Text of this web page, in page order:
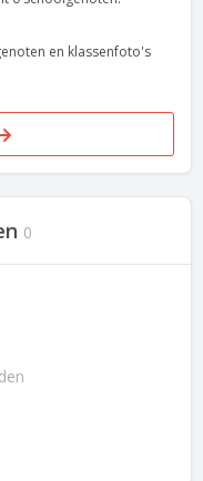
en klassenfoto's
0